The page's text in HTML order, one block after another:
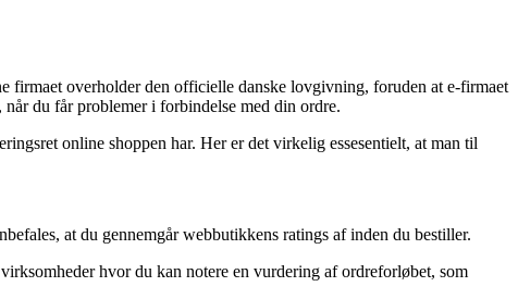
overholder den officielle danske lovgivning, foruden at e-firmaet
du får problemer i forbindelse med din ordre.
online shoppen har. Her er det virkelig essesentielt, at man til
at du gennemgår webbutikkens ratings af inden du bestiller.
hvor du kan notere en vurdering af ordreforløbet, som